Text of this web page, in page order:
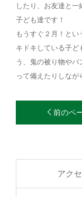
したり、お友達と
子ども達です！
もうすぐ２月！と
キドキしている子ど
う、鬼の被り物やパ
って備えたりしなが
前のペ
アク